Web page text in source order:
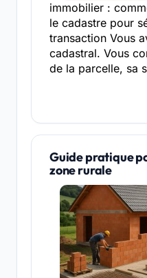
immobilier :
le cadastre pour
transaction Vous
cadastral. Vous
de la parcelle, sa
Guide pratique
zone rurale